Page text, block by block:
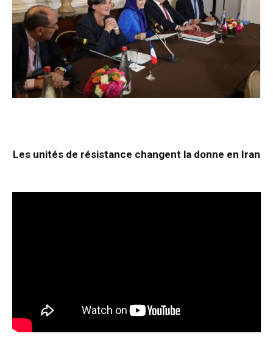
Les unités de résistance changent la donne en Iran